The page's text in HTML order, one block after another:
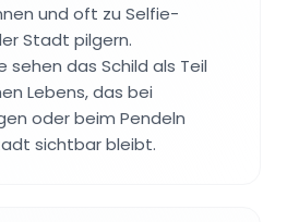
und oft zu Selfie-
Stadt pilgern.
sehen das Schild als Teil
Lebens, das bei
oder beim Pendeln
sichtbar bleibt.